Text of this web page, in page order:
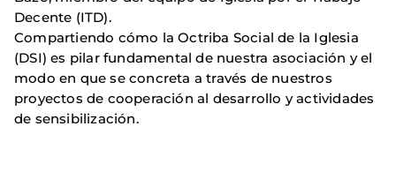
Decente (ITD).
Compartiendo cómo la Octriba Social de la Iglesia
(DSI) es pilar fundamental de nuestra asociación y el
modo en que se concreta a través de nuestros
proyectos de cooperación al desarrollo y actividades
de sensibilización.